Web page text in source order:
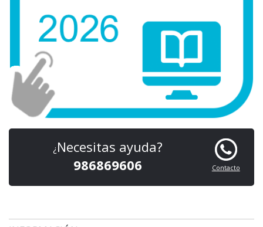
Contacto
¿ Necesitas ayuda?
986869606